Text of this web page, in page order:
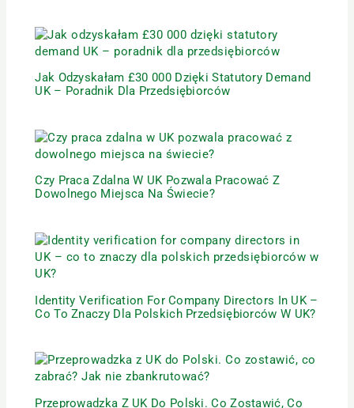
Jak Odzyskałam £30 000 Dzięki Statutory Demand
UK – Poradnik Dla Przedsiębiorców
Czy Praca Zdalna W UK Pozwala Pracować Z
Dowolnego Miejsca Na Świecie?
Identity Verification For Company Directors In UK –
Co To Znaczy Dla Polskich Przedsiębiorców W UK?
Przeprowadzka Z UK Do Polski. Co Zostawić, Co